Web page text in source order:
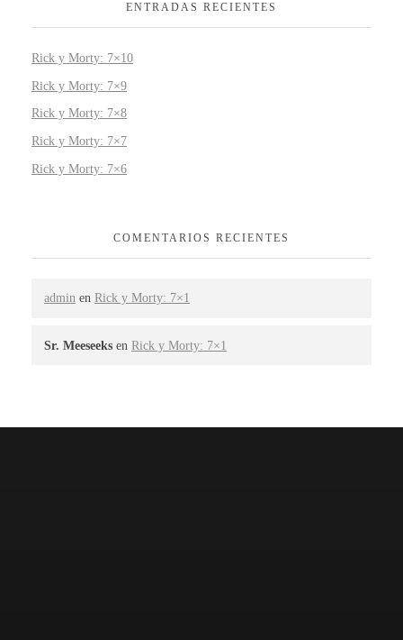
ENTRADAS RECIENTES
Rick y Morty: 7×10
Rick y Morty: 7×9
Rick y Morty: 7×8
Rick y Morty: 7×7
Rick y Morty: 7×6
COMENTARIOS RECIENTES
admin en Rick y Morty: 7×1
Sr. Meeseeks en Rick y Morty: 7×1